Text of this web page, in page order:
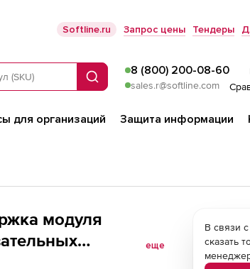
Softline.ru Запрос цены Тендеры
Поиск
8 (800) 200-08-60
sales.r@softline.com
для организаций Защита информации
модуля
еще
В связи
сказать